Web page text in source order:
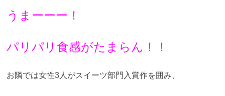
うまーーー！
パリパリ食感がたまらん！！
お隣では女性3人がスイーツ部門入賞作を囲み、